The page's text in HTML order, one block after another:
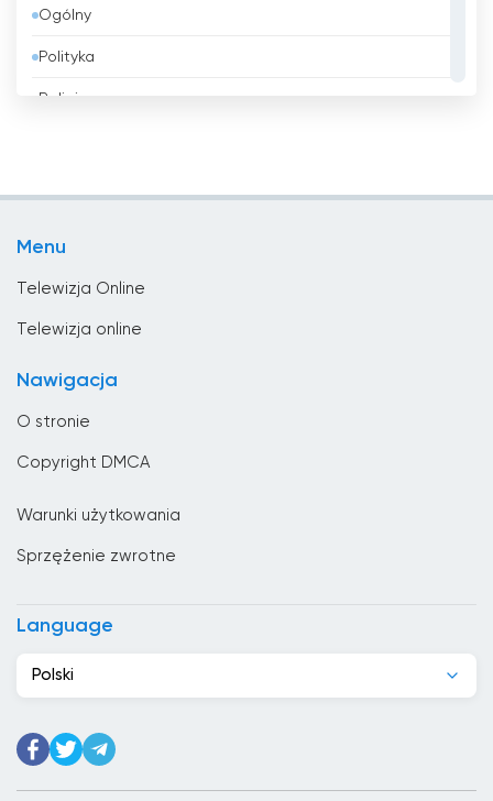
Benin
Bhutan
Cypr
Czarnogóra
Dżibuti
Ogólny
Polityka
Religia
Menu
Telewizja Online
Telewizja online
Nawigacja
O stronie
Copyright DMCA
Warunki użytkowania
Sprzężenie zwrotne
Language
Polski